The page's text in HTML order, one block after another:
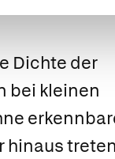
Dichte der
bei kleinen
hinaus treten